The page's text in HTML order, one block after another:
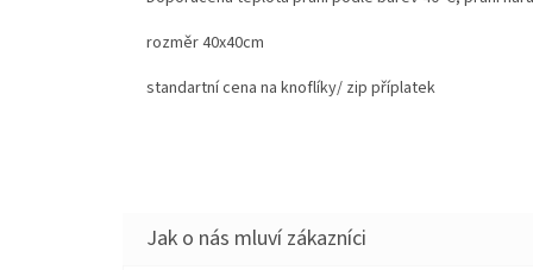
rozměr 40x40cm
standartní cena na knoflíky/ zip příplatek